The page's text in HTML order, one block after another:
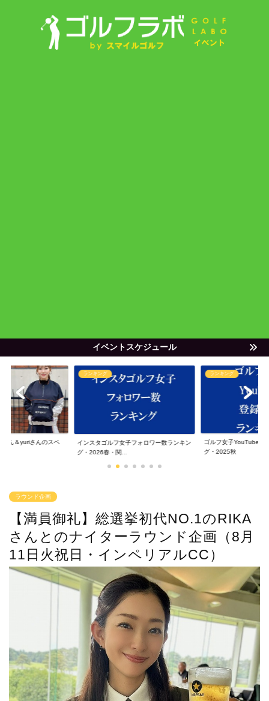
イベントスケジュール
ん＆yuriさんのスペ
ランキング
インスタゴルフ女子フォロワー数ランキン
グ・2026春・関...
ランキング
ゴルフ女子YouTube登
グ・2025秋
ラウンド企画
【満員御礼】総選挙初代NO.1のRIKA
さんとのナイターラウンド企画（8月
11日火祝日・インペリアルCC）